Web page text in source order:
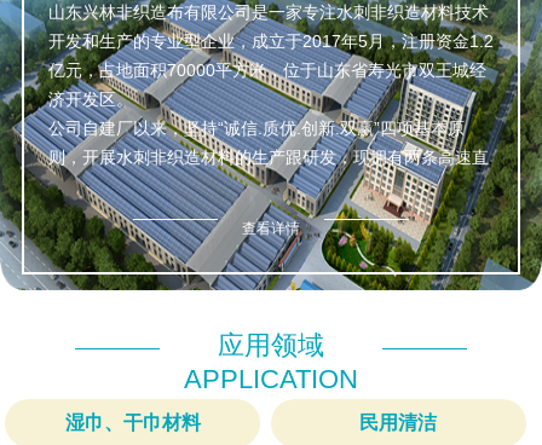
山东兴林非织造布有限公司是一家专注水刺非织造材料技术
开发和生产的专业型企业，成立于2017年5月，注册资金1.2
亿元，占地面积70000平方米，位于山东省寿光市双王城经
济开发区。
公司自建厂以来，坚持“诚信.质优.创新.双赢”四项基本原
则，开展水刺非织造材料的生产跟研发，现拥有两条高速直
铺水刺生产线，可生产25g~90g/m平纹.网孔.珍珠等多种花
形，年产1.3万吨。
我们的产品主要应用于医疗卫生和一次性生活清洁品等日常
生活领域，绿色环保，安全卫生。
查看详情
应用领域
APPLICATION
湿巾、干巾材料 民用清洁